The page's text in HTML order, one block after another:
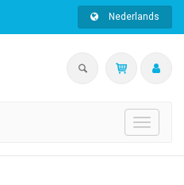
Nederlands
Toggle